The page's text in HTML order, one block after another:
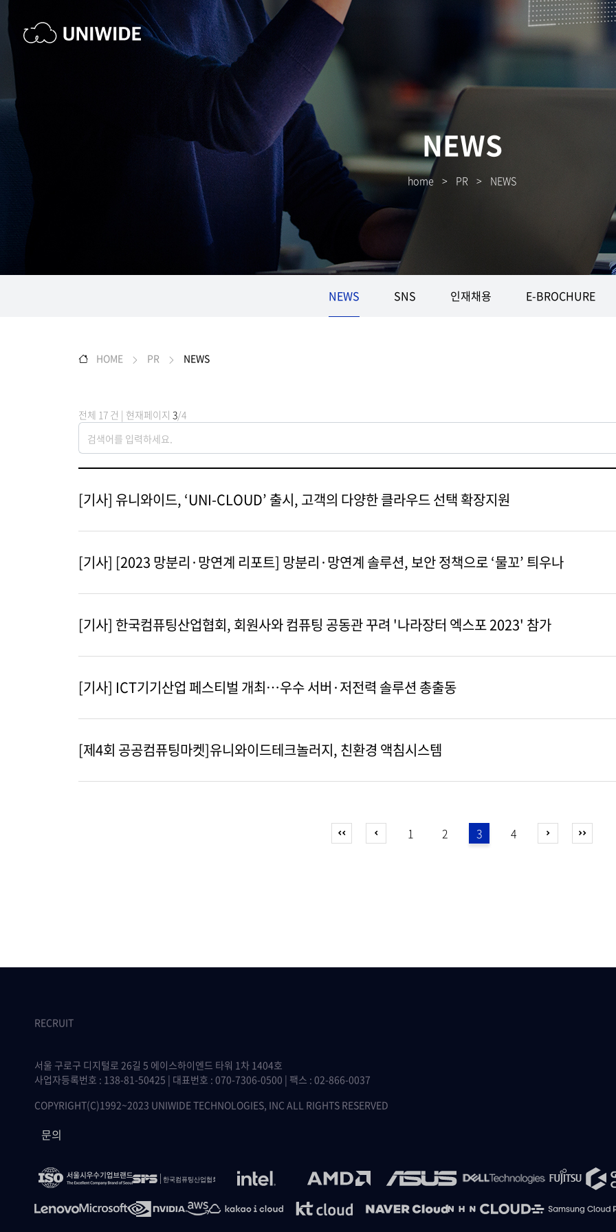
NEWS
home > PR > NEWS
NEWS SNS 인재채용 E-BROCHURE
HOME PR NEWS
전체 17 건 | 현재페이지 3/4
[기사] 유니와이드, ‘UNI-CLOUD’ 출시, 고객의 다양한 클라우드 선택 확장지원
[기사] [2023 망분리·망연계 리포트] 망분리·망연계 솔루션, 보안 정책으로 ‘물꼬’ 틔우나
[기사] 한국컴퓨팅산업협회, 회원사와 컴퓨팅 공동관 꾸려 '나라장터 엑스포 2023' 참가
[기사] ICT기기산업 페스티벌 개최…우수 서버·저전력 솔루션 총출동
[제4회 공공컴퓨팅마켓]유니와이드테크놀러지, 친환경 액침시스템
1 2 3 4
RECRUIT
서울 구로구 디지털로 26길 5 에이스하이엔드 타워 1차 1404호
사업자등록번호 : 138-81-50425 | 대표번호 : 070-7306-0500 | 팩스 : 02-866-0037
COPYRIGHT(C)1992~2023 UNIWIDE TECHNOLOGIES, INC ALL RIGHTS RESERVED
문의